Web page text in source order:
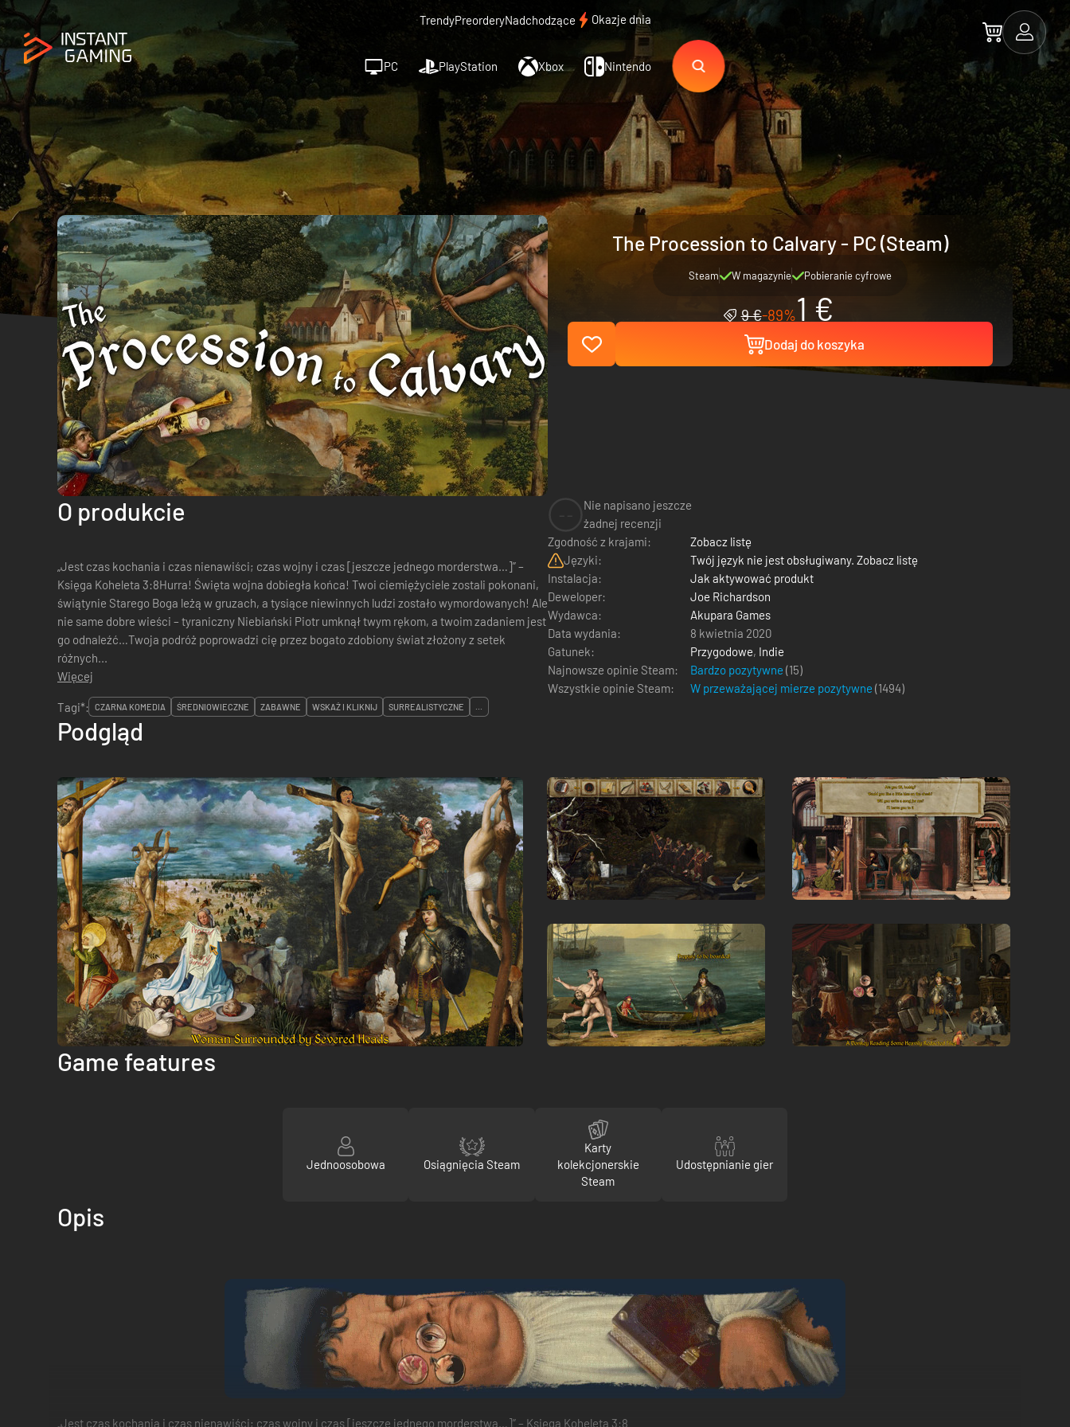
TrendyPreorderyNadchodzące Okazje dnia
PC PlayStation Xbox Nintendo
The Procession to Calvary - PC (Steam)
Steam W magazynie Pobieranie cyfrowe
9 €-89%1 €
Dodaj do koszyka
O produkcie
„Jest czas kochania i czas nienawiści; czas wojny i czas [jeszcze jednego morderstwa…]” –
Księga Koheleta 3:8Hurra! Święta wojna dobiegła końca! Twoi ciemiężyciele zostali pokonani,
świątynie Starego Boga leżą w gruzach, a tysiące niewinnych ludzi zostało wymordowanych! Ale
nie same dobre wieści – tyraniczny Niebiański Piotr umknął twym rękom, a twoim zadaniem jest
go odnaleźć…Twoja podróż poprowadzi cię przez bogato zdobiony świat złożony z setek
różnych...
Więcej
Nie napisano jeszcze
żadnej recenzji
Zgodność z krajami:
Zobacz listę
Języki:
Twój język nie jest obsługiwany. Zobacz listę
Instalacja:
Jak aktywować produkt
Deweloper:
Joe Richardson
Wydawca:
Akupara Games
Data wydania:
8 kwietnia 2020
Gatunek:
Przygodowe, Indie
Najnowsze opinie Steam:
Bardzo pozytywne (15)
Wszystkie opinie Steam:
W przeważającej mierze pozytywne (1494)
Tagi*:
CZARNA KOMEDIA ŚREDNIOWIECZNE ZABAWNE WSKAŻ I KLIKNIJ SURREALISTYCZNE ...
Podgląd
Game features
Jednoosobowa Osiągnięcia Steam
Karty
kolekcjonerskie
Steam
Udostępnianie gier
Opis
„Jest czas kochania i czas nienawiści; czas wojny i czas [jeszcze jednego morderstwa…]” – Księga Koheleta 3:8